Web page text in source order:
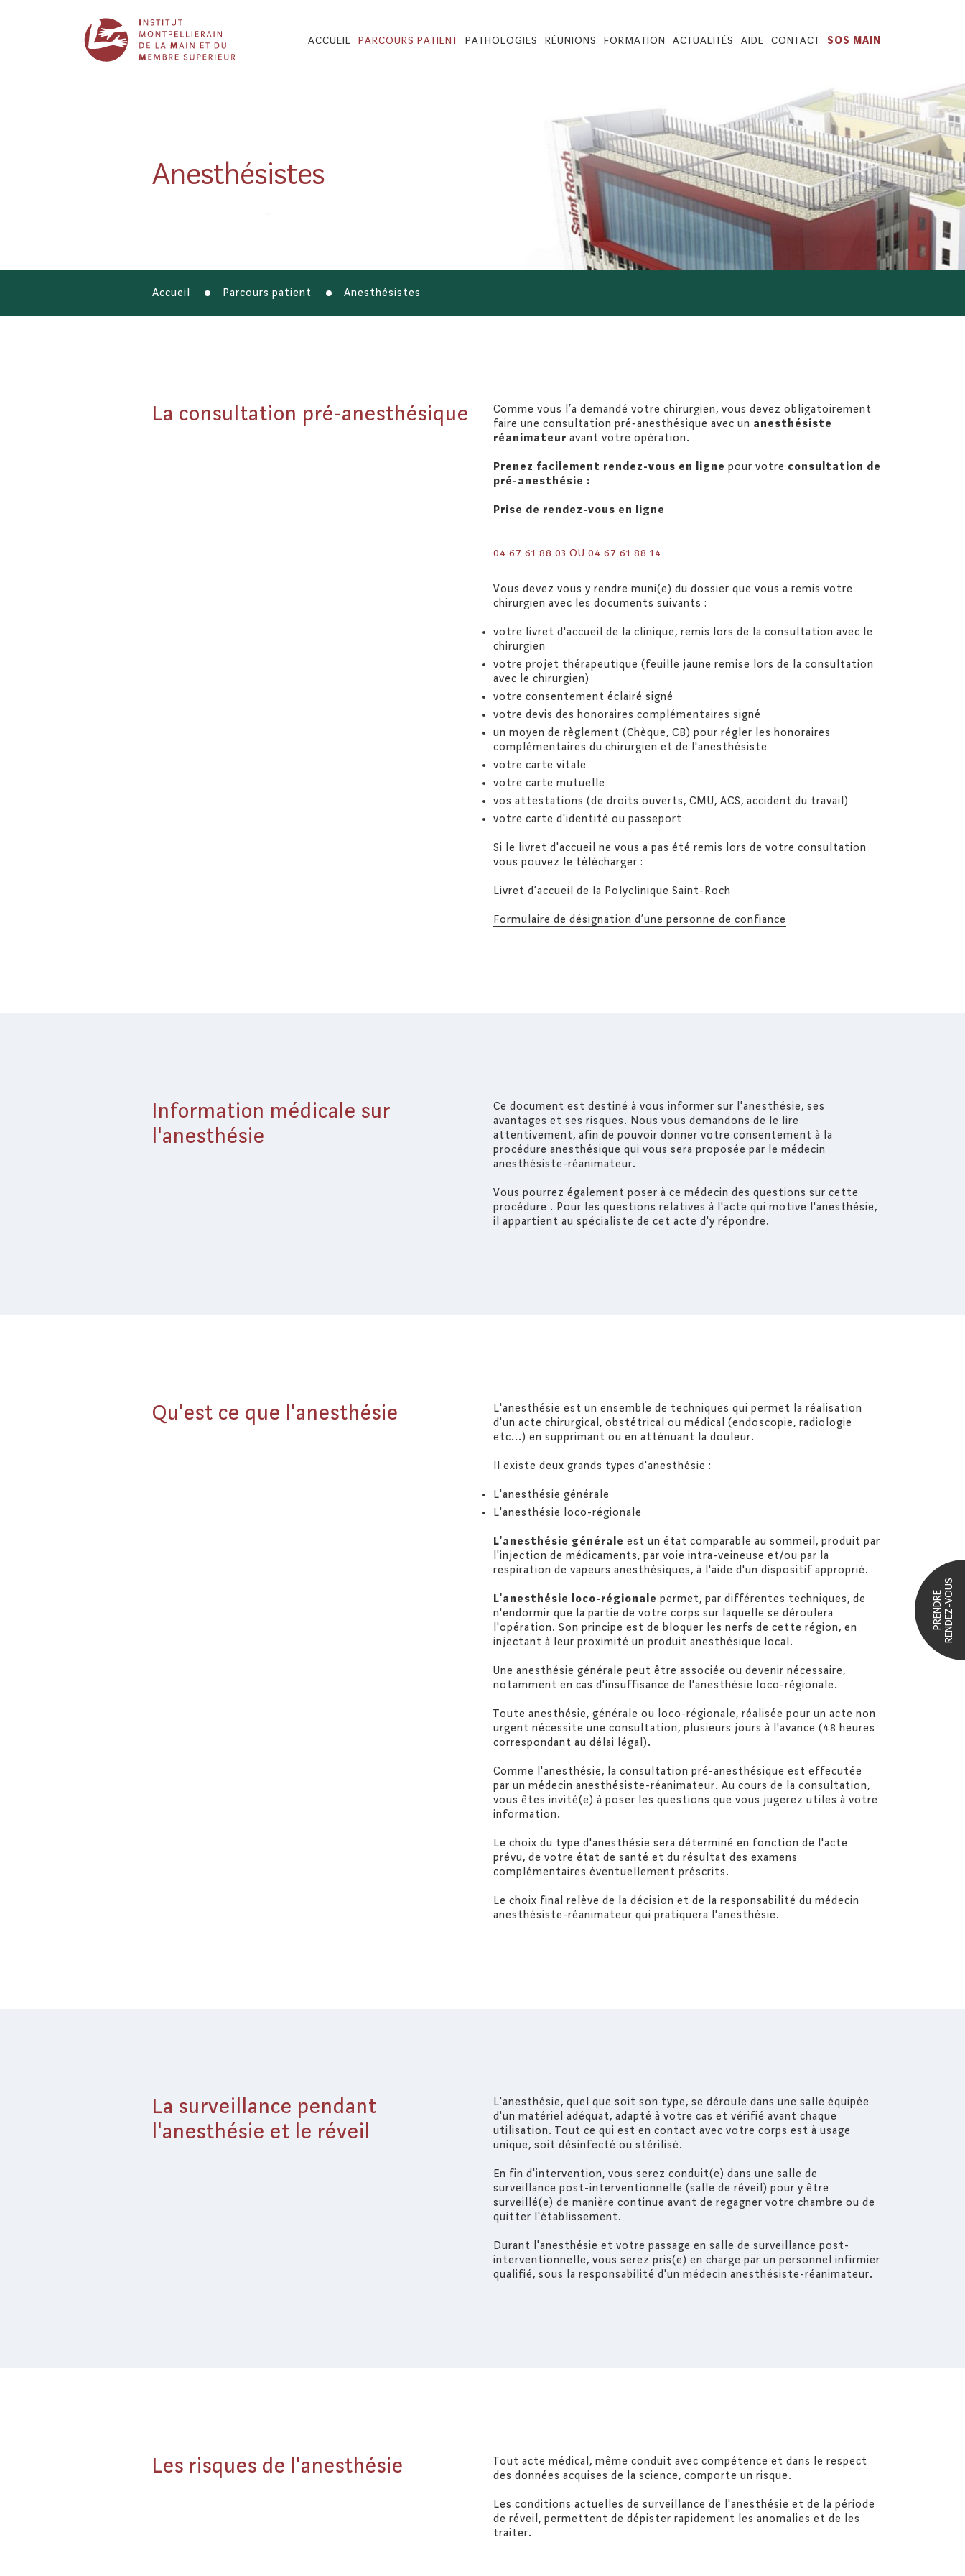
ACCUEIL PARCOURS PATIENT
4
PATHOLOGIES RÉUNIONS FORMATION ACTUALITÉS AIDE
2
3
CONTACT SOS MAIN
Anesthésistes
Accueil Parcours patient Anesthésistes
La consultation pré-anesthésique
Comme vous l’a demandé votre chirurgien, vous devez obligatoirement
faire une consultation pré‑anesthésique avec un anesthésiste
réanimateur avant votre opération.
Prenez facilement rendez-vous en ligne pour votre consultation de
pré-anesthésie :
Prise de rendez-vous en ligne
04 67 61 88 03 OU 04 67 61 88 14
Vous devez vous y rendre muni(e) du dossier que vous a remis votre
chirurgien avec les documents suivants :
votre livret d'accueil de la clinique, remis lors de la consultation avec le
chirurgien
votre projet thérapeutique (feuille jaune remise lors de la consultation
avec le chirurgien)
votre consentement éclairé signé
votre devis des honoraires complémentaires signé
un moyen de règlement (Chèque, CB) pour régler les honoraires
complémentaires du chirurgien et de l'anesthésiste
votre carte vitale
votre carte mutuelle
vos attestations (de droits ouverts, CMU, ACS, accident du travail)
votre carte d'identité ou passeport
Si le livret d'accueil ne vous a pas été remis lors de votre consultation
vous pouvez le télécharger :
Livret d’accueil de la Polyclinique Saint-Roch
Formulaire de désignation d’une personne de confiance
Information médicale sur
l'anesthésie
Ce document est destiné à vous informer sur l'anesthésie, ses
avantages et ses risques. Nous vous demandons de le lire
attentivement, afin de pouvoir donner votre consentement à la
procédure anesthésique qui vous sera proposée par le médecin
anesthésiste-réanimateur.
Vous pourrez également poser à ce médecin des questions sur cette
procédure . Pour les questions relatives à l'acte qui motive l'anesthésie,
il appartient au spécialiste de cet acte d'y répondre.
Qu'est ce que l'anesthésie
L'anesthésie est un ensemble de techniques qui permet la réalisation
d'un acte chirurgical, obstétrical ou médical (endoscopie, radiologie
etc...) en supprimant ou en atténuant la douleur.
Il existe deux grands types d'anesthésie :
L'anesthésie générale
L'anesthésie loco-régionale
L'anesthésie générale est un état comparable au sommeil, produit par
l'injection de médicaments, par voie intra-veineuse et/ou par la
respiration de vapeurs anesthésiques, à l'aide d'un dispositif approprié.
L'anesthésie loco-régionale permet, par différentes techniques, de
n'endormir que la partie de votre corps sur laquelle se déroulera
l'opération. Son principe est de bloquer les nerfs de cette région, en
injectant à leur proximité un produit anesthésique local.
Une anesthésie générale peut être associée ou devenir nécessaire,
notamment en cas d'insuffisance de l'anesthésie loco-régionale.
Toute anesthésie, générale ou loco-régionale, réalisée pour un acte non
urgent nécessite une consultation, plusieurs jours à l'avance (48 heures
correspondant au délai légal).
Comme l'anesthésie, la consultation pré-anesthésique est effecutée
par un médecin anesthésiste-réanimateur. Au cours de la consultation,
vous êtes invité(e) à poser les questions que vous jugerez utiles à votre
information.
Le choix du type d'anesthésie sera déterminé en fonction de l'acte
prévu, de votre état de santé et du résultat des examens
complémentaires éventuellement préscrits.
Le choix final relève de la décision et de la responsabilité du médecin
anesthésiste-réanimateur qui pratiquera l'anesthésie.
La surveillance pendant
l'anesthésie et le réveil
L'anesthésie, quel que soit son type, se déroule dans une salle équipée
d'un matériel adéquat, adapté à votre cas et vérifié avant chaque
utilisation. Tout ce qui est en contact avec votre corps est à usage
unique, soit désinfecté ou stérilisé.
En fin d'intervention, vous serez conduit(e) dans une salle de
surveillance post-interventionnelle (salle de réveil) pour y être
surveillé(e) de manière continue avant de regagner votre chambre ou de
quitter l'établissement.
Durant l'anesthésie et votre passage en salle de surveillance post-
interventionnelle, vous serez pris(e) en charge par un personnel infirmier
qualifié, sous la responsabilité d'un médecin anesthésiste-réanimateur.
Les risques de l'anesthésie
Tout acte médical, même conduit avec compétence et dans le respect
des données acquises de la science, comporte un risque.
Les conditions actuelles de surveillance de l'anesthésie et de la période
de réveil, permettent de dépister rapidement les anomalies et de les
traiter.
PRENDRERENDEZ-VOUS
CRÉDITS
Design & Développement